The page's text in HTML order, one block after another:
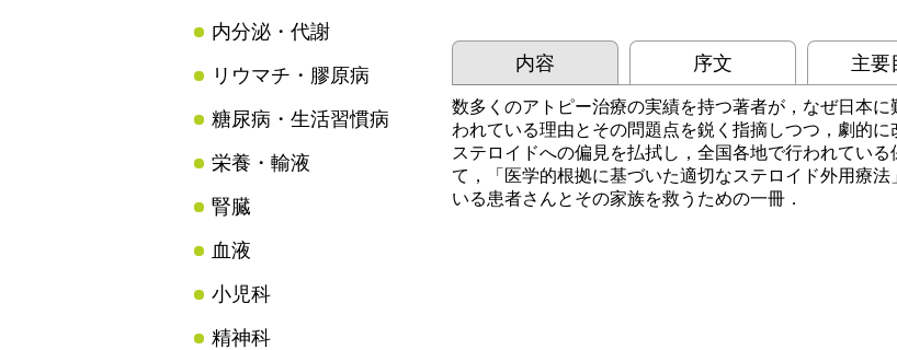
内分泌・代謝
リウマチ・膠原病
糖尿病・生活習慣病
栄養・輸液
腎臓
血液
小児科
精神科
内容 序文 主要
数多くのアトピー治療の実績を持つ著者が，なぜ日本
われている理由とその問題点を鋭く指摘しつつ，劇的
ステロイドへの偏見を払拭し，全国各地で行われてい
て，「医学的根拠に基づいた適切なステロイド外用療
いる患者さんとその家族を救うための一冊．